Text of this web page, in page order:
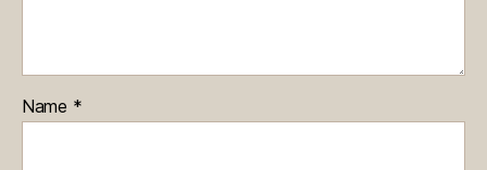
Name *